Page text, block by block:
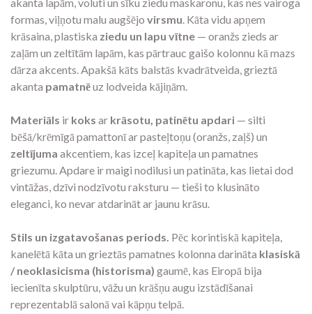
formas, viļņotu malu augšējo virsmu. Kāta vidu apņem
krāsaina, plastiska ziedu un lapu vītne — oranžs zieds ar
zaļām un zeltītām lapām, kas pārtrauc gaišo kolonnu kā mazs
dārza akcents. Apakšā kāts balstās kvadrātveida, grieztā
akanta pamatnēuz lodveida kājiņām.
Materiāls ir koks ar krāsotu, patinētu apdari — silti
bēšā/krēmīgā pamattonī ar pasteļtoņu (oranžs, zaļš) un
zeltījuma akcentiem, kas izceļ kapiteļa un pamatnes
griezumu. Apdare ir maigi nodilusi un patināta, kas lietai dod
vintāžas, dzīvi nodzīvotu raksturu — tieši to klusināto
eleganci, ko nevar atdarināt ar jaunu krāsu.
Stils un izgatavošanas periods. Pēc korintiskā kapiteļa,
kanelētā kāta un grieztās pamatnes kolonna darināta klasiskā
/ neoklasicisma (historisma) gaumē, kas Eiropā bija
iecienīta skulptūru, vāžu un krāšņu augu izstādīšanai
reprezentablā salonā vai kāpņu telpā.